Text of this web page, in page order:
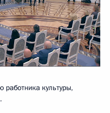
культуры,